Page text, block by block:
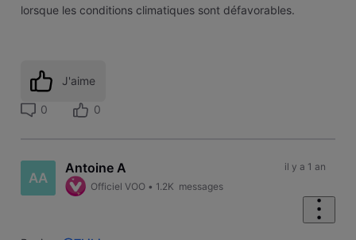
lorsque les conditions climatiques sont défavorables.
J'aime
0 0
AA
Antoine A
Officiel VOO • 1.2K messages
il y a 1 an